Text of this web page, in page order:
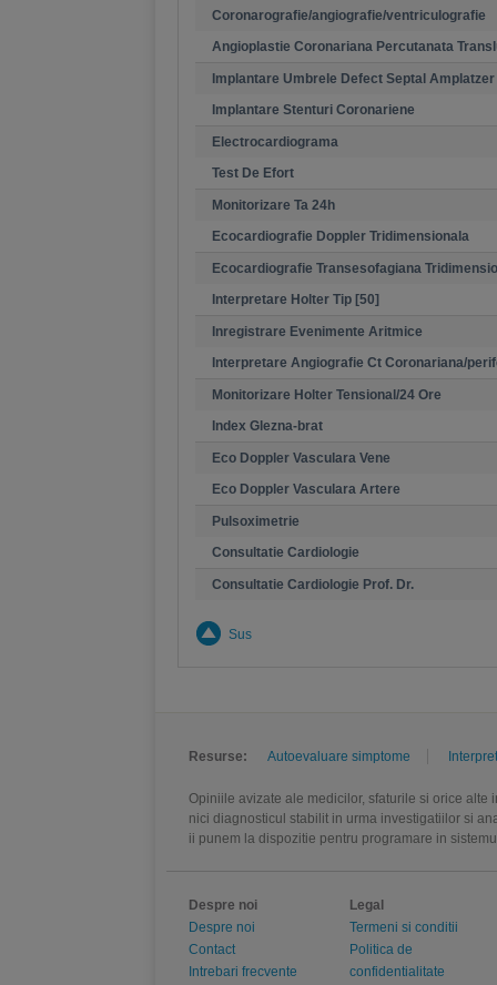
Coronarografie/angiografie/ventriculografie
Angioplastie Coronariana Percutanata
Implantare Umbrele Defect Septal Amplatzer
Implantare Stenturi Coronariene
Electrocardiograma
Test De Efort
Monitorizare Ta 24h
Ecocardiografie Doppler Tridimensionala
Ecocardiografie Transesofagiana
Interpretare Holter Tip [50]
Inregistrare Evenimente Aritmice
Interpretare Angiografie Ct Coronariana/
Monitorizare Holter Tensional/24 Ore
Index Glezna-brat
Eco Doppler Vasculara Vene
Eco Doppler Vasculara Artere
Pulsoximetrie
Consultatie Cardiologie
Consultatie Cardiologie Prof. Dr.
Sus
Resurse: Autoevaluare simptome
Opiniile avizate ale medicilor, sfaturile si orice
nici diagnosticul stabilit in urma investigatiilor si
ii punem la dispozitie pentru programare in
Despre noi
Despre noi
Contact
Intrebari frecvente
Legal
Termeni si conditii
Politica de
confidentialitate